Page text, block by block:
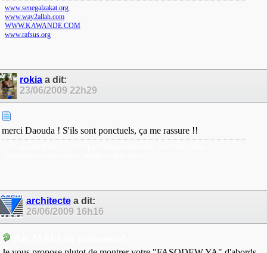
www.senegalzakat.org
www.way2allah.com
WWW.KAWANDE.COM
www.rafsus.org
rokia a dit:
23/06/200922h29
merci Daouda ! S'ils sont ponctuels, ça me rassure !!
architecte a dit:
26/06/2009 16h16